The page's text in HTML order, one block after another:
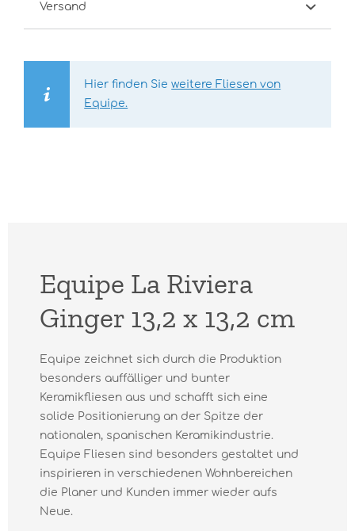
Versand
Hier finden Sieweitere Fliesen von
Equipe.
Equipe La Riviera
Ginger 13,2 x 13,2 cm
Equipe zeichnet sich durch die Produktion
besonders auffälliger und bunter
Keramikfliesen aus und schafft sich eine
solide Positionierung an der Spitze der
nationalen, spanischen Keramikindustrie.
Equipe Fliesen sind besonders gestaltet und
inspirieren in verschiedenen Wohnbereichen
die Planer und Kunden immer wieder aufs
Neue.